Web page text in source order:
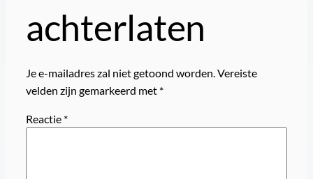
achterlaten
Je e-mailadres zal niet getoond worden. Vereiste
velden zijn gemarkeerd met *
Reactie *